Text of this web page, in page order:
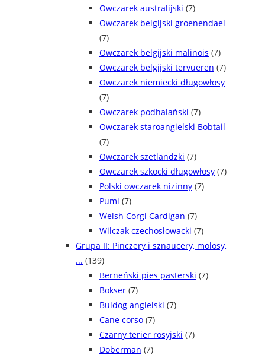
Owczarek australijski (7)
Owczarek belgijski groenendael
(7)
Owczarek belgijski malinois (7)
Owczarek belgijski tervueren (7)
Owczarek niemiecki długowłosy
(7)
Owczarek podhalański (7)
Owczarek staroangielski Bobtail
(7)
Owczarek szetlandzki (7)
Owczarek szkocki długowłosy (7)
Polski owczarek nizinny (7)
Pumi (7)
Welsh Corgi Cardigan (7)
Wilczak czechosłowacki (7)
Grupa II: Pinczery i sznaucery, molosy,
... (139)
Berneński pies pasterski (7)
Bokser (7)
Buldog angielski (7)
Cane corso (7)
Czarny terier rosyjski (7)
Doberman (7)